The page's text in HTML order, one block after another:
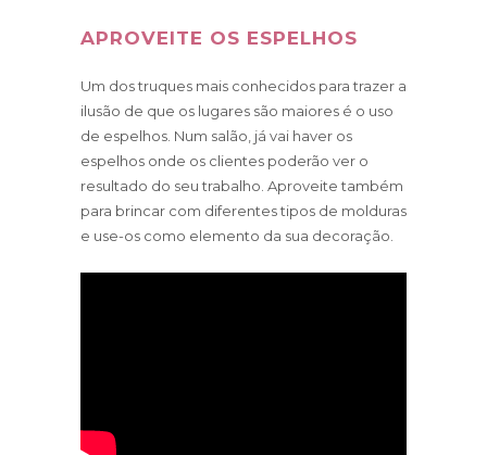
APROVEITE OS ESPELHOS
Um dos truques mais conhecidos para trazer a
ilusão de que os lugares são maiores é o uso
de espelhos. Num salão, já vai haver os
espelhos onde os clientes poderão ver o
resultado do seu trabalho. Aproveite também
para brincar com diferentes tipos de molduras
e use-os como elemento da sua decoração.